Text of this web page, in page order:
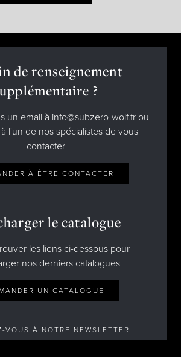
de renseignement
?
un email à info@subzero-wolf.fr ou
l'un de nos spécialistes de vous
contacter
À ÊTRE CONTACTER
le catalogue
les liens ci-dessous pour
nos derniers catalogues
UN CATALOGUE
VOUS À NOTRE NEWSLETTER